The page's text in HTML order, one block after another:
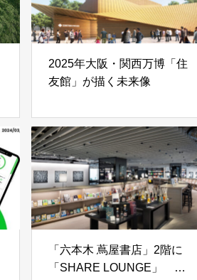
2025年大阪・関西万博「住
友館」が描く未来像
「六本木 蔦屋書店」2階に
「SHARE LOUNGE」